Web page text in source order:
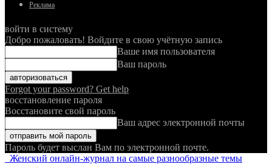
Реклама
войти в систему
Добро пожаловать! Войдите в свою учётную запись
Ваше имя пользователя
Ваш пароль
Forgot your password? Get help
восстановление пароля
Восстановите свой пароль
Ваш адрес электронной почты
Пароль будет выслан Вам по электронной почте.
Женский онлайн-журнал на самые разнообразные темы